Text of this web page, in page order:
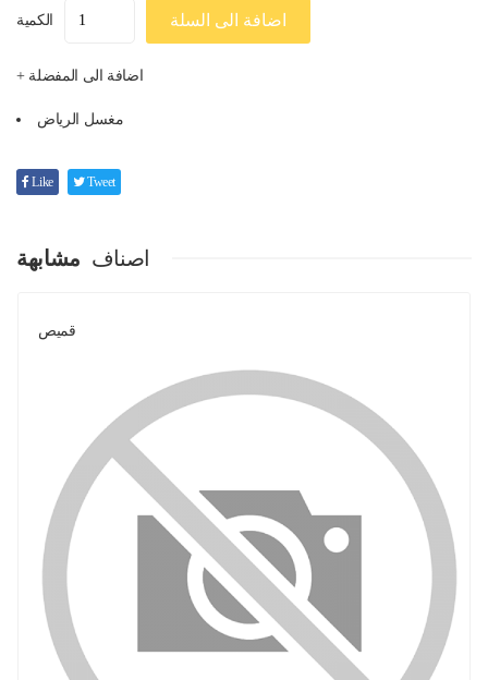
الكمية اضافة الى السلة
+ اضافة الى المفضلة
مغسل الرياض
Like Tweet
اصناف مشابهة
قميص